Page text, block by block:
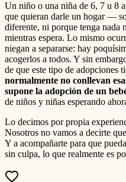
Un niño o una niña de 6, 7 u 8
que quieran darle un hogar —
diferente, ni porque tenga nada
mientras espera. Lo mismo
niegan a separarse: hay
acogerlos a todos. Y sin
de que este tipo de adopciones
normalmente no conllevan
supone la adopción de un
de niños y niñas esperando
Lo decimos por propia
Nosotros no vamos a decirte
Y a acompañarte para que
sin culpa, lo que realmente es